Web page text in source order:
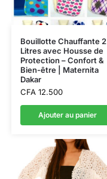
Bouillotte Chauffante 2
Litres avec Housse de
Protection – Confort &
Bien-être | Maternita
Dakar
CFA12.500
Ajouter au panier